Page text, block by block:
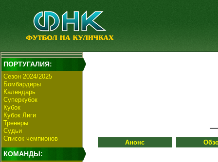
ПОРТУГАЛИЯ:
Сезон 2024/2025
Бомбардиры
Календарь
Суперкубок
Кубок
Кубок Лиги
Тренеры
Судьи
Список чемпионов
КОМАНДЫ:
Анонс